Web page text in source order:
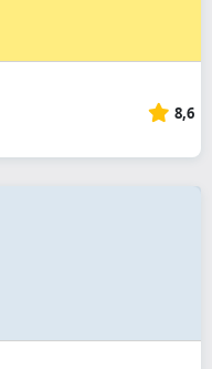
8,6